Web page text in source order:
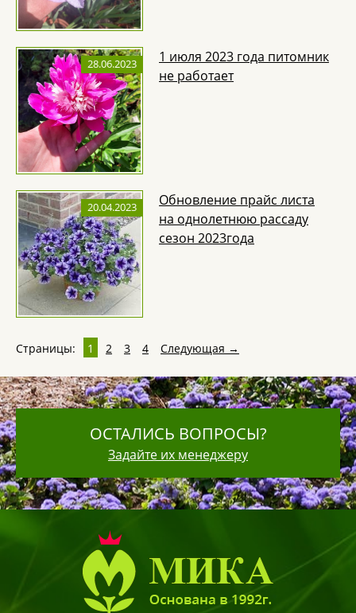
28.06.2023
1 июля 2023 года питомник
не работает
20.04.2023
Обновление прайс листа
на однолетнюю рассаду
сезон 2023года
Страницы: 1 2 3 4 Следующая →
ОСТАЛИСЬ ВОПРОСЫ?
Задайте их менеджеру